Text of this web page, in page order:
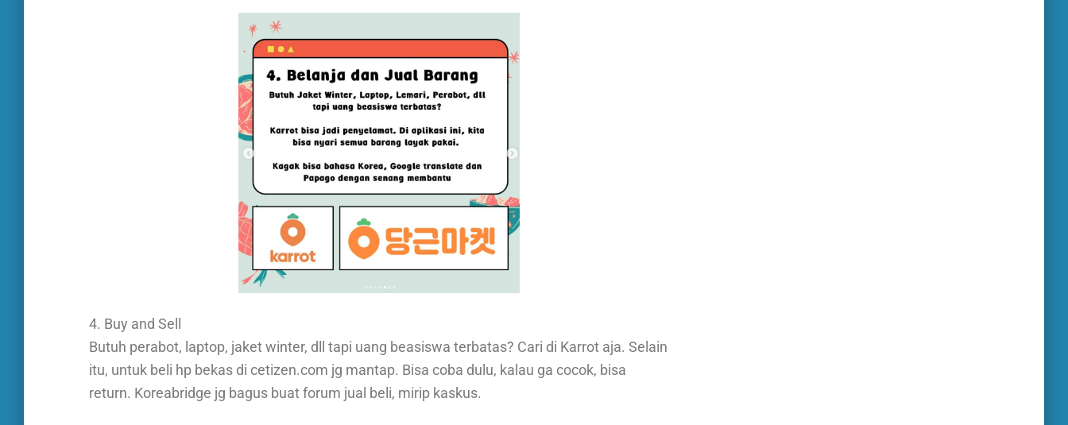
4. Buy and Sell
Butuh perabot, laptop, jaket winter, dll tapi uang beasiswa terbatas? Cari di Karrot aja. Selain
itu, untuk beli hp bekas di cetizen.com jg mantap. Bisa coba dulu, kalau ga cocok, bisa
return. Koreabridge jg bagus buat forum jual beli, mirip kaskus.